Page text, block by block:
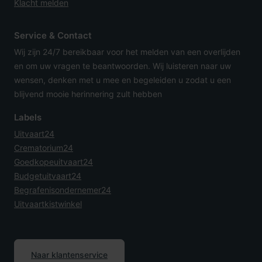
Klacht melden
Service & Contact
Wij zijn 24/7 bereikbaar voor het melden van een overlijden
en om uw vragen te beantwoorden. Wij luisteren naar uw
wensen, denken met u mee en begeleiden u zodat u een
blijvend mooie herinnering zult hebben
Labels
Uitvaart24
Crematorium24
Goedkopeuitvaart24
Budgetuitvaart24
Begrafenisondernemer24
Uitvaartkistwinkel
Naar klantenservice